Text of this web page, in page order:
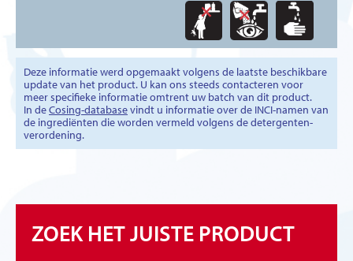
Deze informatie werd opgemaakt volgens de laatste beschikbare
update van het product. U kan ons steeds contacteren voor
meer specifieke informatie omtrent uw batch van dit product.
In deCosing-databasevindt u informatie over de INCI-namen van
de ingrediënten die worden vermeld volgens de detergenten-
verordening.
ZOEK HET JUISTE PRODUCT